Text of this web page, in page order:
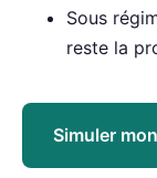
Sous
reste la
Simuler